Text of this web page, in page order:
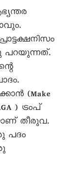
പറയുന്നത്.
(Make
) ട്രംപ്
തീരുവ.
പദം